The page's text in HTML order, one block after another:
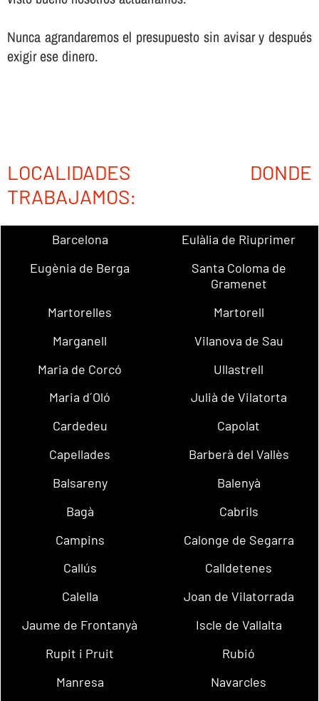
Nunca agrandaremos el presupuesto sin avisar y después
exigir ese dinero.
LOCALIDADES DONDE
TRABAJAMOS:
Barcelona
Eulàlia de Riuprimer
Eugènia de Berga
Santa Coloma de
Gramenet
Martorelles
Martorell
Marganell
Vilanova de Sau
Maria de Corcó
Ullastrell
Maria d´Oló
Julià de Vilatorta
Cardedeu
Capolat
Capellades
Barberà del Vallès
Balsareny
Balenyà
Bagà
Cabrils
Campins
Calonge de Segarra
Callús
Calldetenes
Calella
Joan de Vilatorrada
Jaume de Frontanyà
Iscle de Vallalta
Rupit i Pruit
Rubió
Manresa
Navarcles